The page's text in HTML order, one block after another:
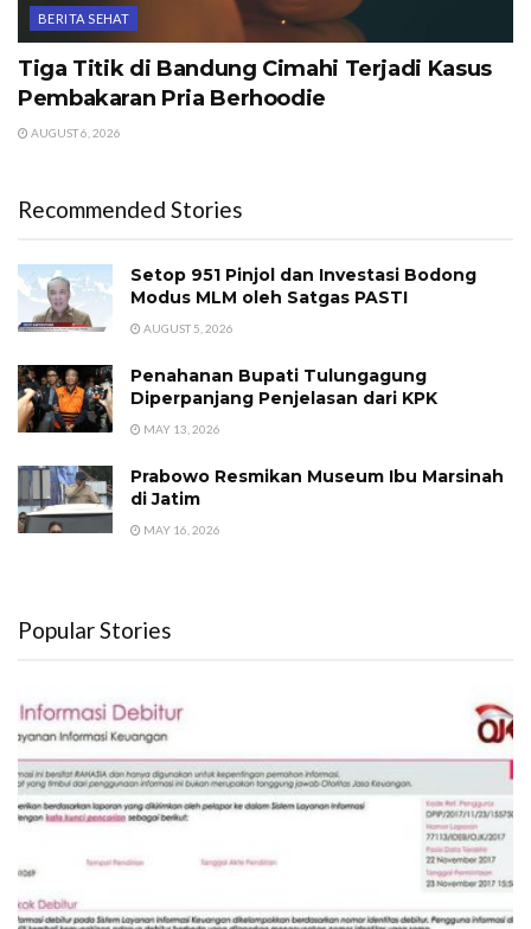
BERITA SEHAT
Tiga Titik di Bandung Cimahi Terjadi Kasus
Pembakaran Pria Berhoodie
AUGUST 6, 2026
Recommended Stories
Setop 951 Pinjol dan Investasi Bodong
Modus MLM oleh Satgas PASTI
AUGUST 5, 2026
Penahanan Bupati Tulungagung
Diperpanjang Penjelasan dari KPK
MAY 13, 2026
Prabowo Resmikan Museum Ibu Marsinah
di Jatim
MAY 16, 2026
Popular Stories